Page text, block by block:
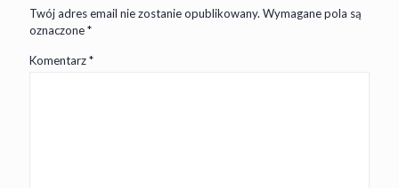
Twój adres email nie zostanie opublikowany. Wymagane pola są
oznaczone*
Komentarz*